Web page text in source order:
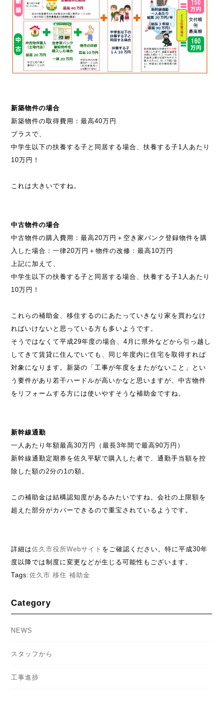
新築物件の場合
新築物件の取得費用：最高40万円
プラスで、
中学生以下の扶養する子と同居する場合、扶養する子1人あたり
10万円！
これは大きいですね。
中古物件の場合
中古物件の購入費用：最高20万円＋空き家バンク登録物件を購
入した場合：一律20万円＋物件の改修：最高10万円
上記に加えて、
中学生以下の扶養する子と同居する場合、扶養する子1人あたり
10万円！
これらの補助金、移住するのにあたっていきなり家を買わなけ
ればいけないと思っている方も多いようです。
そうではなくて平成29年度の場合、4月に県外などから引っ越し
してきて賃貸に住んでいても、同じ年度内に住宅を取得すれば
対象になります。新築の「工事が年度をまたがないこと」とい
う要件があり若干ハードルが高いかなと思いますが、中古物件
をリフォームする方には使いやすそうな補助金ですね。
新幹線通勤
一人あたり年額最高30万円（最長3年間で最高90万円）
新幹線通勤定期券を佐久平駅で購入した者で、通勤手当額を控
除した額の2分の1の額。
この補助金は結構認知度があるみたいですね。会社の上限額を
超えた部分がカバーできるので重宝されているようです。
詳細は佐久市役所Webサイト をご確認ください。特に平成30年
度以降では制度に変更などが生じる可能性もございます。
Tags:佐久市 移住 補助金
Category
NEWS
スタッフから
工事進捗